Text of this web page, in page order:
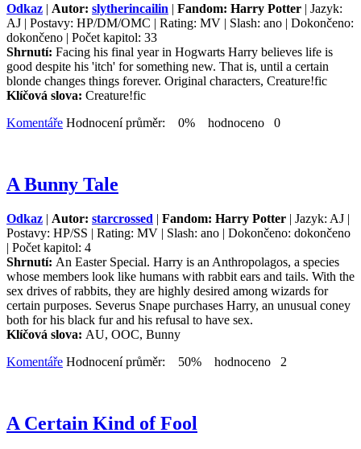
Odkaz | Autor: slytherincailin | Fandom: Harry Potter | Jazyk:
AJ | Postavy: HP/DM/OMC | Rating: MV | Slash: ano | Dokončeno:
dokončeno | Počet kapitol: 33
Shrnutí: Facing his final year in Hogwarts Harry believes life is
good despite his 'itch' for something new. That is, until a certain
blonde changes things forever. Original characters, Creature!fic
Klíčová slova: Creature!fic
Komentáře Hodnocení průměr: 0% hodnoceno 0
A Bunny Tale
Odkaz | Autor: starcrossed | Fandom: Harry Potter | Jazyk: AJ |
Postavy: HP/SS | Rating: MV | Slash: ano | Dokončeno: dokončeno
| Počet kapitol: 4
Shrnutí: An Easter Special. Harry is an Anthropolagos, a species
whose members look like humans with rabbit ears and tails. With the
sex drives of rabbits, they are highly desired among wizards for
certain purposes. Severus Snape purchases Harry, an unusual coney
both for his black fur and his refusal to have sex.
Klíčová slova: AU, OOC, Bunny
Komentáře Hodnocení průměr: 50% hodnoceno 2
A Certain Kind of Fool